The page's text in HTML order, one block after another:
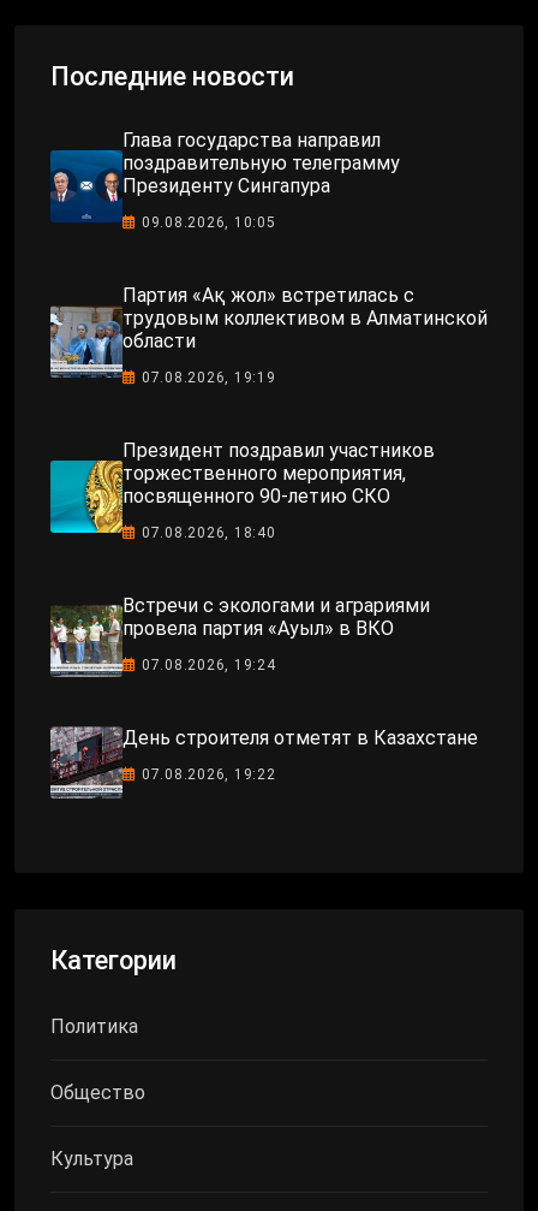
Последние новости
Глава государства направил
поздравительную телеграмму
Президенту Сингапура
09.08.2026, 10:05
Партия «Ақ жол» встретилась с
трудовым коллективом в Алматинской
области
07.08.2026, 19:19
Президент поздравил участников
торжественного мероприятия,
посвященного 90-летию СКО
07.08.2026, 18:40
Встречи с экологами и аграриями
провела партия «Ауыл» в ВКО
07.08.2026, 19:24
День строителя отметят в Казахстане
07.08.2026, 19:22
Категории
Политика
Общество
Культура